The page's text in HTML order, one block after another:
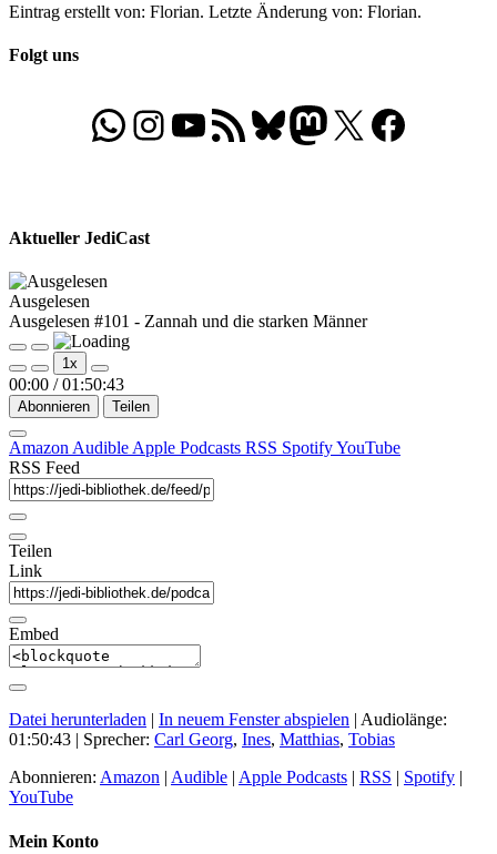
Eintrag erstellt von: Florian. Letzte Änderung von: Florian.
Folgt uns
WhatsApp
Folgt uns auf Instagram
Besucht unseren YouTube-Kanal
RSS-FeedBluesky
Folgt uns auf Mastodon
X Folgt uns auf
Aktueller JediCast
Ausgelesen
Ausgelesen #101 - Zannah und die starken Männer
Play
Episode
Pause
Episode
1x
00:00 / 01:50:43
Abonnieren Teilen
AmazonAudibleApple Podcasts RSS SpotifyYouTube
RSS Feed
Teilen
Link
Embed
Datei herunterladen In neuem Fenster abspielen Audiolänge:
01:50:43 | Sprecher: Carl Georg, Ines, Matthias, Tobias
Abonnieren: Amazon Audible Apple Podcasts RSS Spotify
YouTube
Mein Konto